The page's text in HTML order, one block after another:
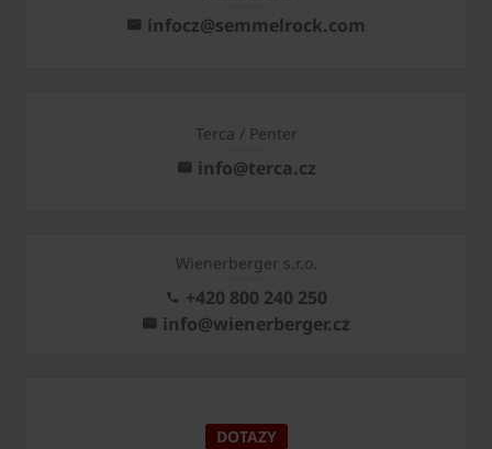
infocz@semmelrock.com
Terca / Penter
info@terca.cz
Wienerberger s.r.o.
+420 800 240 250
info@wienerberger.cz
DOTAZY